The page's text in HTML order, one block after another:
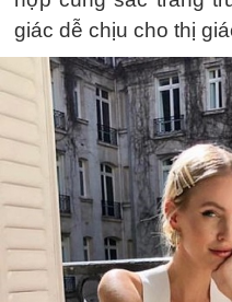
Vàng và trắng
Cách kết hợp “an
trung, nổi bật như
một món đồ màu
hợp cùng sắc trắng
giác dễ chịu cho thị